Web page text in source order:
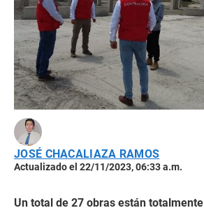
JOSÉ CHACALIAZA RAMOS
Actualizado el 22/11/2023, 06:33 a.m.
Un total de 27 obras están totalmente